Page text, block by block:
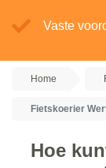
Vaste
Home
Fietskoerier
Hoe